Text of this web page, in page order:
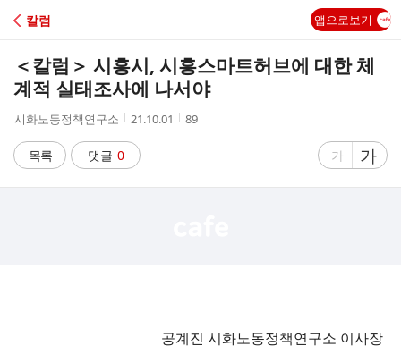
C
칼럼 앱으로보기
＜칼럼＞ 시흥시, 시흥스마트허브에 대한 체
계적 실태조사에 나서야
작
자
시화노동정책연구소
작
시
간
21.10.01
조
89
목록 댓글 0
글
가
글
자
가
공계진 시화노동정책연구소 이사장